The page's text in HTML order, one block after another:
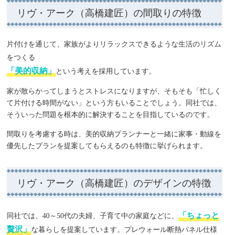
リヴ・アーク（高橋建匠）の間取りの特徴
片付けを通じて、家族がよりリラックスできるような生活のリズム
をつくる
「美的収納」 という考えを採用しています。
家が散らかってしまうとストレスになりますが、そもそも「忙しく
て片付ける時間がない」という方もいることでしょう。同社では、
そういった問題を根本的に解決することを目指しているのです。
間取りを考慮する時は、美的収納プランナーと一緒に家事・動線を
優先したプランを提案してもらえるのも特徴に挙げられます。
リヴ・アーク（高橋建匠）のデザインの特徴
同社では、40～50代の夫婦、子育て中の家庭などに、
「ちょっと
贅沢」 な暮らしを提案しています。プレウォール断熱パネル仕様